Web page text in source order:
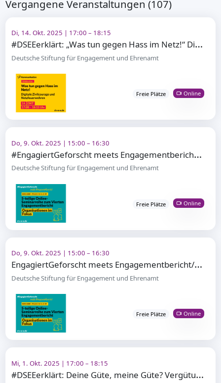
Vergangene Veranstaltungen (107)
Di, 14. Okt. 2025 | 17:00 – 18:15
#
DSEEerklärt: „Was tun gegen Hass im Netz!“ Digitale Zivilcourage und Netzfeuerwehren
Deutsche Stiftung für Engagement und Ehrenamt
Freie Plätze Online
Do, 9. Okt. 2025 | 15:00 – 16:30
#
EngagiertGeforscht meets Engagementbericht/Organisationen im Fokus
Deutsche Stiftung für Engagement und Ehrenamt
Freie Plätze Online
Do, 9. Okt. 2025 | 15:00 – 16:30
E
ngagiertGeforscht meets Engagementbericht/Organisationen im Fokus
Deutsche Stiftung für Engagement und Ehrenamt
Freie Plätze Online
Mi, 1. Okt. 2025 | 17:00 – 18:15
#
DSEEerklärt: Deine Güte, meine Güte? Vergütungen und Sozialversicherung im Verein